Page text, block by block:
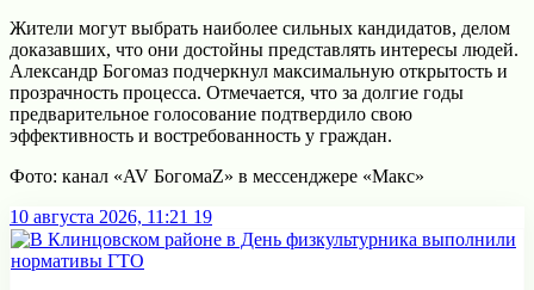
Жители могут выбрать наиболее сильных кандидатов, делом
доказавших, что они достойны представлять интересы людей.
Александр Богомаз подчеркнул максимальную открытость и
прозрачность процесса. Отмечается, что за долгие годы
предварительное голосование подтвердило свою
эффективность и востребованность у граждан.
Фото: канал «AV БогомаZ» в мессенджере «Макс»
10 августа 2026, 11:21 19